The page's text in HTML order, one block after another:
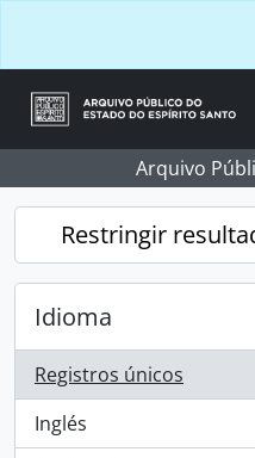
Arquivo
Restringir
Idioma
Registros únicos
, 1 resultados
Inglés
, 1 resultados